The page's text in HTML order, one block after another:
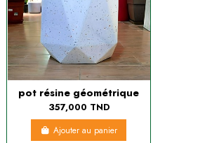
pot résine géométrique
357,000 TND
Ajouter au panier